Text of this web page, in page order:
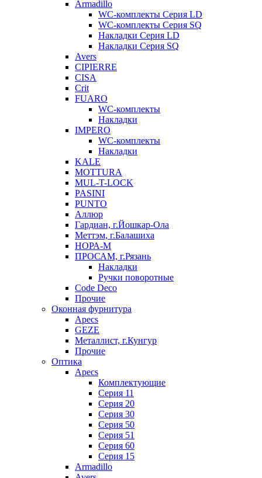
Armadillo
WC-комплекты Серия LD
WC-комплекты Серия SQ
Накладки Серия LD
Накладки Серия SQ
Avers
CIPIERRE
CISA
Crit
FUARO
WC-комплекты
Накладки
IMPERO
WC-комплекты
Накладки
KALE
MOTTURA
MUL-T-LOCK
PASINI
PUNTO
Аллюр
Гардиан, г.Йошкар-Ола
Меттэм, г.Балашиха
НОРА-М
ПРОСАМ, г.Рязань
Накладки
Ручки поворотные
Code Deco
Прочие
Оконная фурнитура
Apecs
GEZE
Металлист, г.Кунгур
Прочие
Оптика
Apecs
Комплектующие
Серия 11
Серия 20
Серия 30
Серия 50
Серия 51
Серия 60
Серия 15
Armadillo